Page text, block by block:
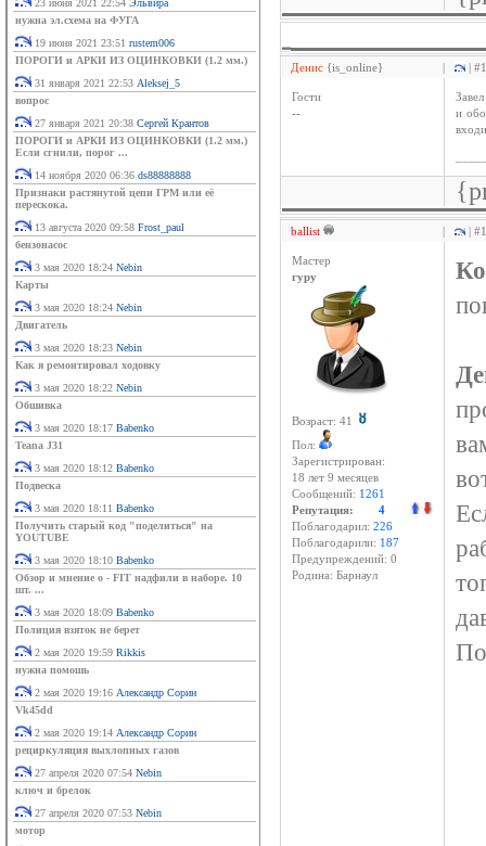
23 июня 2021 22:54 Эльвира
нужна эл.схема на ФУГА
19 июня 2021 23:51 rustem006
ПОРОГИ и АРКИ ИЗ ОЦИНКОВКИ (1.2 мм.)
31 января 2021 22:53 Aleksej_5
вопрос
27 января 2021 20:38 Сергей Крантов
ПОРОГИ и АРКИ ИЗ ОЦИНКОВКИ (1.2 мм.)
Если сгнили, порог ...
14 ноября 2020 06:36 ds88888888
Признаки растянутой цепи ГРМ или её
перескока.
13 августа 2020 09:58 Frost_paul
бензонасос
3 мая 2020 18:24 Nebin
Карты
3 мая 2020 18:24 Nebin
Двигатель
3 мая 2020 18:23 Nebin
Как я ремонтировал ходовку
3 мая 2020 18:22 Nebin
Обшивка
3 мая 2020 18:17 Babenko
Teana J31
3 мая 2020 18:12 Babenko
Подвеска
3 мая 2020 18:11 Babenko
Получить старый код "поделиться" на
YOUTUBE
3 мая 2020 18:10 Babenko
Обзор и мнение о - FIT надфили в наборе. 10
шт. ...
3 мая 2020 18:09 Babenko
Полиция взяток не берет
2 мая 2020 19:59 Rikkis
нужна помошь
2 мая 2020 19:16 Александр Сорин
Vk45dd
2 мая 2020 19:14 Александр Сорин
рециркуляция выхлопных газов
27 апреля 2020 07:54 Nebin
ключ и брелок
27 апреля 2020 07:53 Nebin
мотор
Денис {is_online} | |
Гости
--
и
ballist | |
Мастер
гуру
Возраст: 41
Пол:
Зарегистрирован:
18 лет 9 месяцев
Сообщений: 1261
Репутация: 4
Поблагодарил: 226
Поблагодарили: 187
Предупреждений: 0
Родина: Барнаул